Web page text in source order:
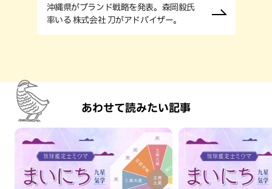
沖縄県がブランド戦略を発表。森岡毅氏
率いる 株式会社 刀がアドバイザー。
あわせて読みたい記事